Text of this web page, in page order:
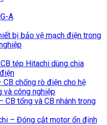
A
bị bảo vệ mạch điện trong
tép Hitachi dùng chia
CB chống rò điện cho hệ
và công nghiệp
CB tổng và CB nhánh trong
– Đóng cắt motor ổn định